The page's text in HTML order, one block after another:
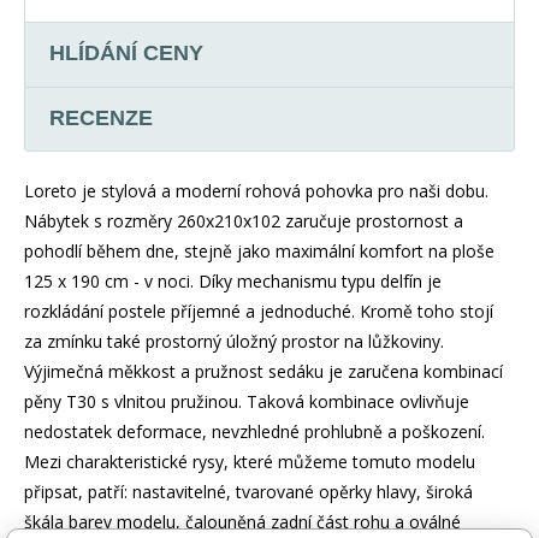
HLÍDÁNÍ CENY
RECENZE
Loreto je stylová a moderní rohová pohovka pro naši dobu.
Nábytek s rozměry 260x210x102 zaručuje prostornost a
pohodlí během dne, stejně jako maximální komfort na ploše
125 x 190 cm - v noci. Díky mechanismu typu delfín je
rozkládání postele příjemné a jednoduché. Kromě toho stojí
za zmínku také prostorný úložný prostor na lůžkoviny.
Výjimečná měkkost a pružnost sedáku je zaručena kombinací
pěny T30 s vlnitou pružinou. Taková kombinace ovlivňuje
nedostatek deformace, nevzhledné prohlubně a poškození.
Mezi charakteristické rysy, které můžeme tomuto modelu
připsat, patří: nastavitelné, tvarované opěrky hlavy, široká
škála barev modelu, čalouněná zadní část rohu a oválné